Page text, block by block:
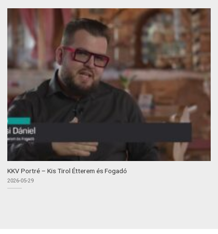
KKV Portré – Kis Tirol Étterem és Fogadó
2026-05-29